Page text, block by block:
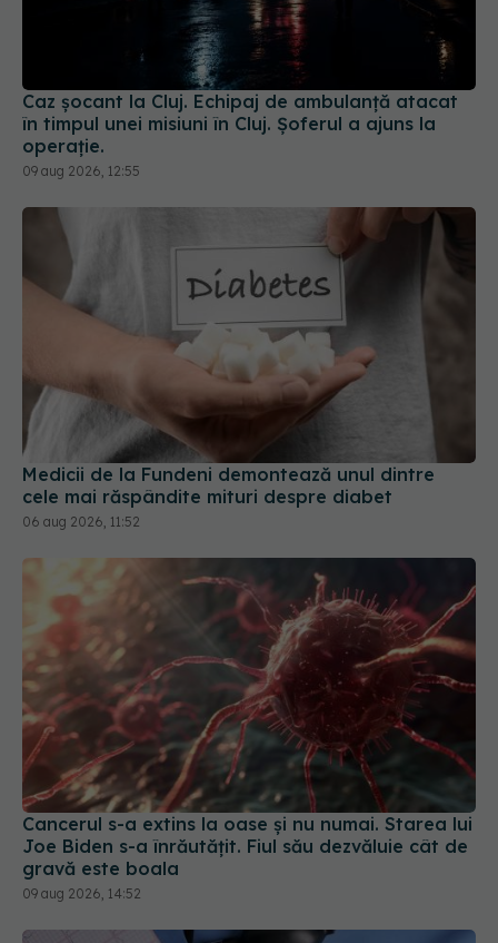
Caz șocant la Cluj. Echipaj de ambulanță atacat
în timpul unei misiuni în Cluj. Șoferul a ajuns la
operație.
09 aug 2026, 12:55
Medicii de la Fundeni demontează unul dintre
cele mai răspândite mituri despre diabet
06 aug 2026, 11:52
Cancerul s-a extins la oase și nu numai. Starea lui
Joe Biden s-a înrăutățit. Fiul său dezvăluie cât de
gravă este boala
09 aug 2026, 14:52